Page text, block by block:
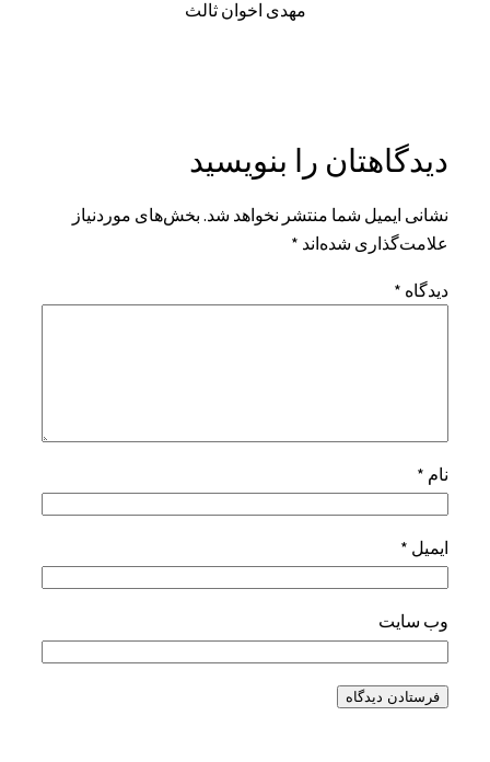
مهدی اخوان ثالث
دیدگاهتان را بنویسید
نشانی ایمیل شما منتشر نخواهد شد. بخش‌های موردنیاز
علامت‌گذاری شده‌اند *
دیدگاه *
نام *
ایمیل *
وب‌ سایت